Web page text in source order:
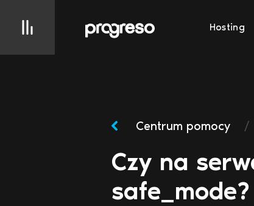
Hosting
Centrum pomocy /
Czy na
safe_mode?